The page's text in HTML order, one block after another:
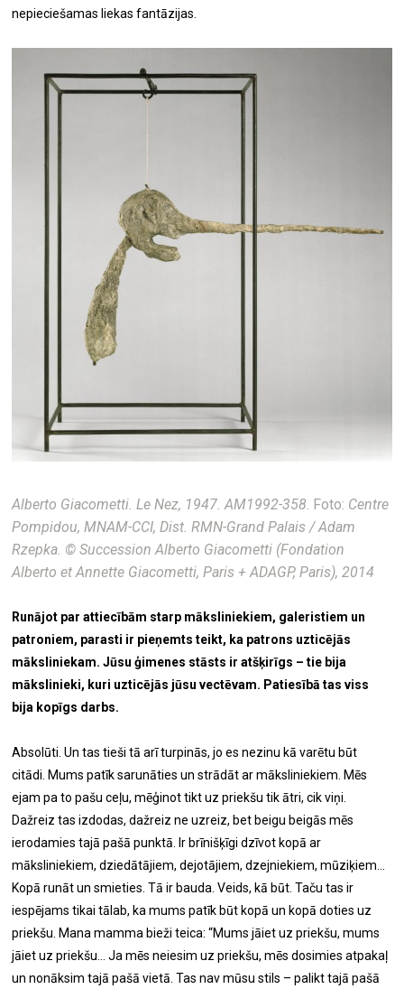
nepieciešamas liekas fantāzijas.
Alberto Giacometti. Le Nez, 1947.AM1992-358 . Foto: Centre
Pompidou, MNAM-CCI, Dist. RMN-Grand Palais / Adam
Rzepka. © Succession Alberto Giacometti (Fondation
Alberto et Annette Giacometti, Paris + ADAGP, Paris), 2014
Runājot par attiecībām starp māksliniekiem, galeristiem un
patroniem, parasti ir pieņemts teikt, ka patrons uzticējās
māksliniekam. Jūsu ģimenes stāsts ir atšķirīgs – tie bija
mākslinieki, kuri uzticējās jūsu vectēvam. Patiesībā tas viss
bija kopīgs darbs.
Absolūti. Un tas tieši tā arī turpinās, jo es nezinu kā varētu būt
citādi. Mums patīk sarunāties un strādāt ar māksliniekiem. Mēs
ejam pa to pašu ceļu, mēģinot tikt uz priekšu tik ātri, cik viņi.
Dažreiz tas izdodas, dažreiz ne uzreiz, bet beigu beigās mēs
ierodamies tajā pašā punktā. Ir brīnišķīgi dzīvot kopā ar
māksliniekiem, dziedātājiem, dejotājiem, dzejniekiem, mūziķiem...
Kopā runāt un smieties. Tā ir bauda. Veids, kā būt. Taču tas ir
iespējams tikai tālab, ka mums patīk būt kopā un kopā doties uz
priekšu. Mana mamma bieži teica: “Mums jāiet uz priekšu, mums
jāiet uz priekšu... Ja mēs neiesim uz priekšu, mēs dosimies atpakaļ
un nonāksim tajā pašā vietā. Tas nav mūsu stils – palikt tajā pašā